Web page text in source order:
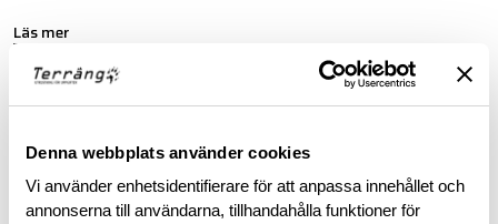
Denna webbplats använder cookies
Vi använder enhetsidentifierare för att anpassa innehållet och
annonserna till användarna, tillhandahålla funktioner för
Läs mer
RECENSIONER